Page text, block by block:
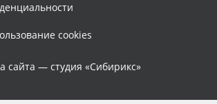
cookies
сайта — студия «Сибирикс»